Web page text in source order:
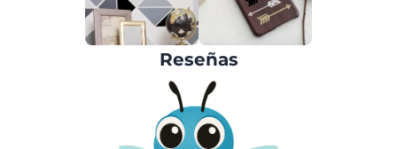
Reseñas